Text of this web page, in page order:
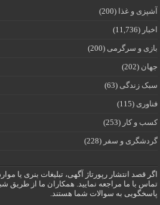
آشپزی و غذا (200)
اخبار (11,736)
بازی و سرگرمی (200)
جهان (202)
سبک زندگی (63)
فناوری (115)
کسب و کار (253)
گردشگری و سفر (228)
اگر قصد انتشار رپورتاژ آگهی، تبلیغات بنری یا
تماس با ما مراجعه نمایید. همکاران ما از طریق
پاسخگویی به سوالات شما هستند.